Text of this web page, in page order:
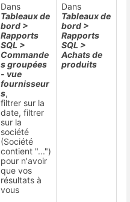
Dans
Tableaux de
bord >
Rapports
SQL >
Commande
s groupées
- vue
fournisseur
s,
filtrer sur la
date, filtrer
sur la
société
(Société
contient "...")
pour n'avoir
que vos
résultats à
vous
Dans
Tableaux de
bord >
Rapports
SQL >
Achats de
produits